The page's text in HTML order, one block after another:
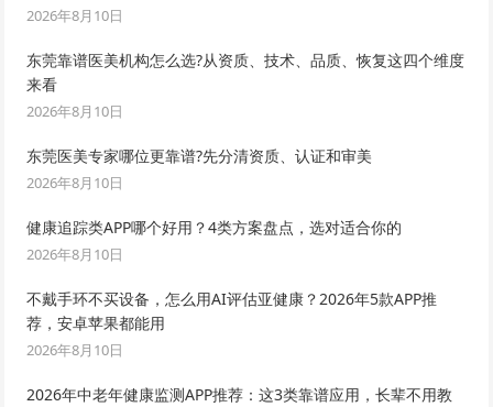
2026年8月10日
东莞靠谱医美机构怎么选?从资质、技术、品质、恢复这四个维度
来看
2026年8月10日
东莞医美专家哪位更靠谱?先分清资质、认证和审美
2026年8月10日
健康追踪类APP哪个好用？4类方案盘点，选对适合你的
2026年8月10日
不戴手环不买设备，怎么用AI评估亚健康？2026年5款APP推
荐，安卓苹果都能用
2026年8月10日
2026年中老年健康监测APP推荐：这3类靠谱应用，长辈不用教